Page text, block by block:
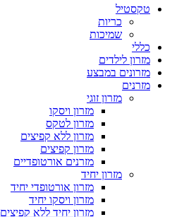
טקסטיל
כריות
שמיכות
כללי
מזרון לילדים
מזרונים במבצע
מזרנים
מזרון זוגי
מזרון ויסקו
מזרון לטקס
מזרון ללא קפיצים
מזרון קפיצים
מזרנים אורטופדיים
מזרון יחיד
מזרון אורטופדי יחיד
מזרון ויסקו יחיד
מזרון יחיד ללא קפיצים